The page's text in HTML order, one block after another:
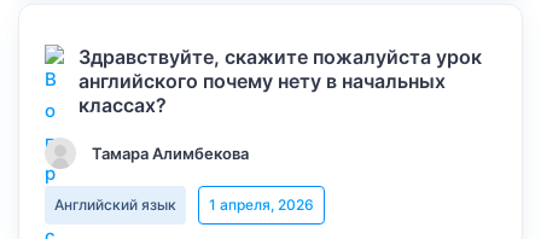
Здравствуйте, скажите пожалуйста урок
английского почему нету в начальных
классах?
Тамара Алимбекова
Английский язык 1 апреля, 2026